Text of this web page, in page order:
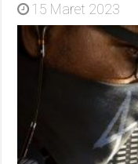
15 Maret 2023